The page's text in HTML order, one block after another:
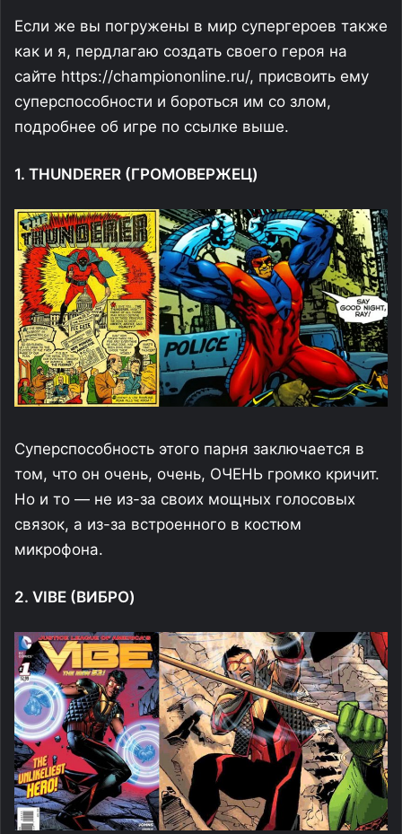
Если же вы погружены в мир супергероев также
как и я, пердлагаю создать своего героя на
сайте https://championonline.ru/, присвоить ему
суперспособности и бороться им со злом,
подробнее об игре по ссылке выше.
1. THUNDERER (ГРОМОВЕРЖЕЦ)
Суперспособность этого парня заключается в
том, что он очень, очень, ОЧЕНЬ громко кричит.
Но и то — не из-за своих мощных голосовых
связок, а из-за встроенного в костюм
микрофона.
2. VIBE (ВИБРО)